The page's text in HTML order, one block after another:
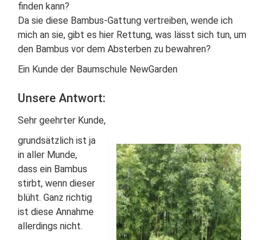
finden kann?
Da sie diese Bambus-Gattung vertreiben, wende ich
mich an sie, gibt es hier Rettung, was lässt sich tun, um
den Bambus vor dem Absterben zu bewahren?
Ein Kunde der Baumschule NewGarden
Unsere Antwort:
Sehr geehrter Kunde,
grundsätzlich ist ja
in aller Munde,
dass ein Bambus
stirbt, wenn dieser
blüht. Ganz richtig
ist diese Annahme
allerdings nicht.